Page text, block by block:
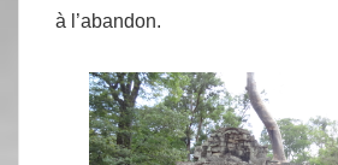
à l’abandon.